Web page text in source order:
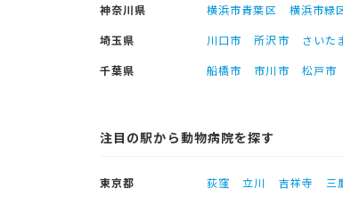
神奈川県
横浜市青葉区 横浜市緑
埼玉県
川口市 所沢市 さいた
千葉県
船橋市 市川市 松戸市
注目の駅から動物病院を探す
東京都 荻窪 立川 吉祥寺 三